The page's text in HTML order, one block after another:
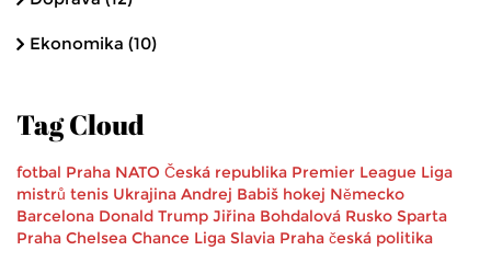
Ekonomika (10)
Tag Cloud
fotbal Praha NATO Česká republika Premier League Liga
mistrů tenis Ukrajina Andrej Babiš hokej Německo
Barcelona Donald Trump Jiřina Bohdalová Rusko Sparta
Praha Chelsea Chance Liga Slavia Praha česká politika